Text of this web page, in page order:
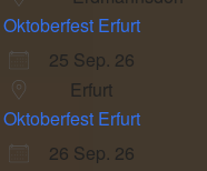
Oktoberfest Erfurt
25 Sep. 26
Erfurt
Oktoberfest Erfurt
26 Sep. 26